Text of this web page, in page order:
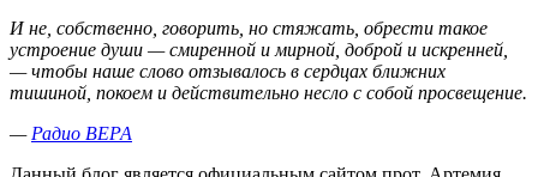
И не, собственно, говорить, но стяжать, обрести такое
устроение души — смиренной и мирной, доброй и искренней,
— чтобы наше слово отзывалось в сердцах ближних
тишиной, покоем и действительно несло с собой просвещение.
— Радио ВЕРА